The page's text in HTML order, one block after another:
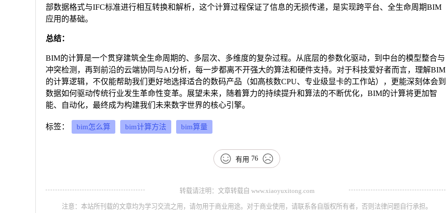
部数据格式与IFC标准进行相互转换和解析，这个计算过程保证了信息的无损传递，是实现跨平台、全生命周期BIM
应用的基础。
总结：
BIM的计算是一个贯穿建筑全生命周期的、多层次、多维度的复杂过程。从底层的参数化驱动，到中台的模型整合与
冲突检测，再到前沿的云端协同与AI分析，每一步都离不开强大的算法和硬件支持。对于科技爱好者而言，理解BIM
的计算逻辑，不仅能帮助我们更好地选择适合的数码产品（如高核数CPU、专业级显卡的工作站），更能深刻体会到
数据如何驱动传统行业发生革命性变革。展望未来，随着算力的持续提升和算法的不断优化，BIM的计算将更加智
能、自动化，最终成为构建我们未来数字世界的核心引擎。
标签： bim怎么算 bim计算方法 bim算量
有用 76
转载请注明：文章转载自 www.xiaoyuxitong.com
注意：本站所刊载的文章均为学习交流之用，请勿用于商业用途。对于商业使用，请联系各自版权所有者，否则法律问题自行承担。